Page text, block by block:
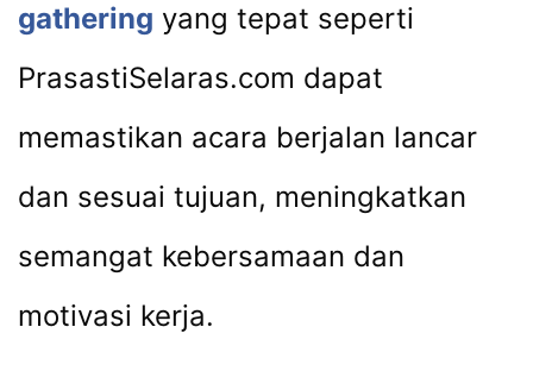
gathering yang tepat seperti
PrasastiSelaras.com dapat
memastikan acara berjalan lancar
dan sesuai tujuan, meningkatkan
semangat kebersamaan dan
motivasi kerja.